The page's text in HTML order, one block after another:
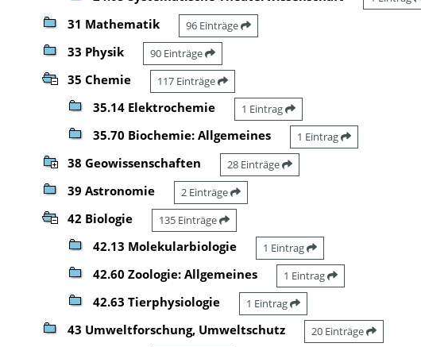
31 Mathematik 96 Einträge
33 Physik 90 Einträge
35 Chemie 117 Einträge
35.14 Elektrochemie 1 Eintrag
35.70 Biochemie: Allgemeines 1 Eintrag
38 Geowissenschaften 28 Einträge
39 Astronomie 2 Einträge
42 Biologie 135 Einträge
42.13 Molekularbiologie 1 Eintrag
42.60 Zoologie: Allgemeines 1 Eintrag
42.63 Tierphysiologie 1 Eintrag
43 Umweltforschung, Umweltschutz 20 Einträge